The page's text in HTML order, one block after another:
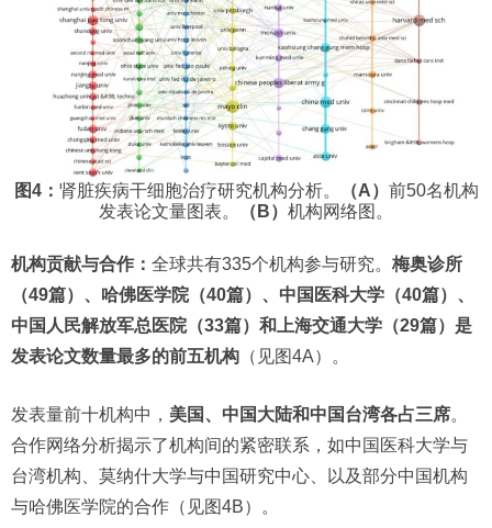
图4： 肾脏疾病干细胞治疗研究机构分析。 （A） 前50名机构
发表论文量图表。
（B） 机构网络图。
机构贡献与合作： 全球共有335个机构参与研究。 梅奥诊所
（49篇）、哈佛医学院（40篇）、中国医科大学（40篇）、
中国人民解放军总医院（33篇）和上海交通大学（29篇）是
发表论文数量最多的前五机构 （见图4A）。
发表量前十机构中， 美国、中国大陆和中国台湾各占三席。
合作网络分析揭示了机构间的紧密联系，如中国医科大学与
台湾机构、莫纳什大学与中国研究中心、以及部分中国机构
与哈佛医学院的合作（见图4B）。